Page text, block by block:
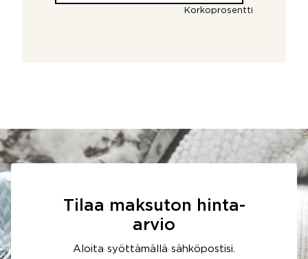
Korkoprosentti
Tilaa maksuton hinta-
arvio
Aloita syöttämällä sähköpostisi.